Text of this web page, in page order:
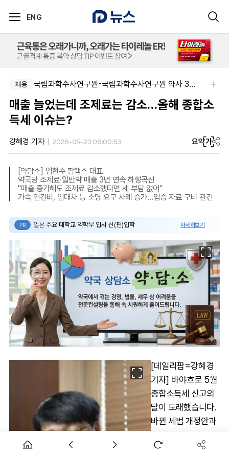
ENG
채용 국립과학수사연구원-국립과학수사연구원 약사 3명 채용
매출 늘었는데 조제료는 감소…올해 종합소
득세 이슈는?
강혜경 기자 2026-05-23 06:00:53 요약가
[약담소] 임현수 팜택스 대표
약국당 조제료·일반약 매출 3년 연속 하향곡선
"매출 증가해도 조제료 감소했다면 세 부담 없어"
가족 인건비, 임대차 등 소명 요구 사례 증가…입증 자료 구비 관건
PR 일본 주요 대학교 약학부 입시 신(편)입학 자세히보기
[데일리팜=강혜경
기자] 바야흐로 5월
종합소득세 신고의
달이 도래했습니다.
바뀐 세법 개정안과
절세 비법에 대한 약
국들의 관심도 뜨거